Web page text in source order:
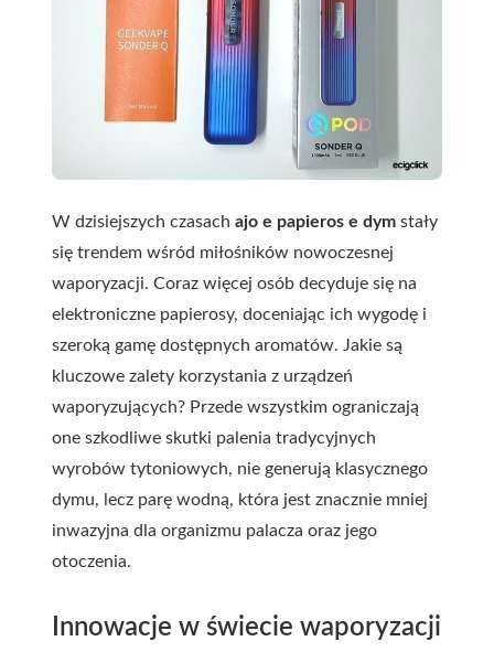
W dzisiejszych czasach ajo e papieros e dym stały
się trendem wśród miłośników nowoczesnej
waporyzacji. Coraz więcej osób decyduje się na
elektroniczne papierosy, doceniając ich wygodę i
szeroką gamę dostępnych aromatów. Jakie są
kluczowe zalety korzystania z urządzeń
waporyzujących? Przede wszystkim ograniczają
one szkodliwe skutki palenia tradycyjnych
wyrobów tytoniowych, nie generują klasycznego
dymu, lecz parę wodną, która jest znacznie mniej
inwazyjna dla organizmu palacza oraz jego
otoczenia.
Innowacje w świecie waporyzacji